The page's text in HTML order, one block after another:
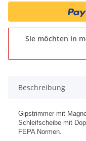
Sie möchten in
Beschreibung
Gipstrimmer mit
Schleifscheibe mit
FEPA Normen.